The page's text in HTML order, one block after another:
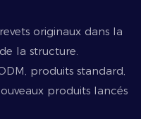
originaux dans la
la structure.
produits standard,
produits lancés